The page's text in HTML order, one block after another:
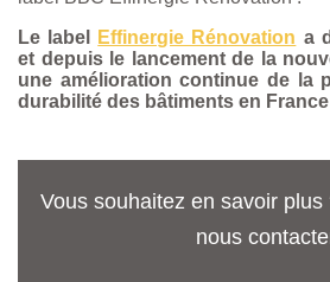
Le label
Effinergie Rénovation a
et depuis le lancement de la
une amélioration continue de la
durabilité des bâtiments en
Vous souhaitez en savoir plus
nous